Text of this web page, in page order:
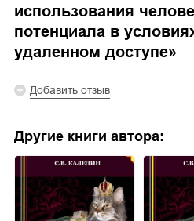
использования
потенциала в
удаленном доступе»
Добавить отзыв
Другие книги автора: